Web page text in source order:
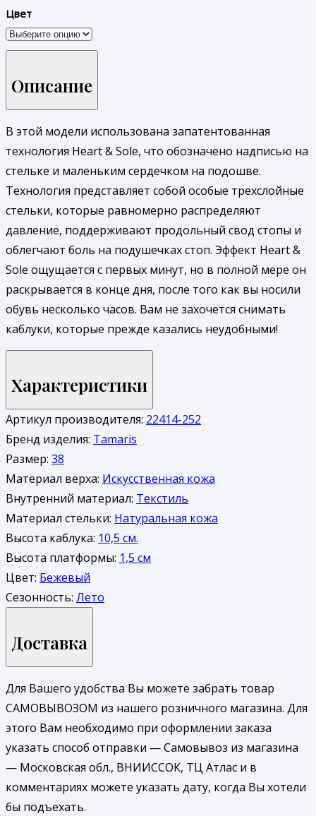
Цвет
Описание
В этой модели использована запатентованная
технология Heart & Sole, что обозначено надписью на
стельке и маленьким сердечком на подошве.
Технология представляет собой особые трехслойные
стельки, которые равномерно распределяют
давление, поддерживают продольный свод стопы и
облегчают боль на подушечках стоп. Эффект Heart &
Sole ощущается с первых минут, но в полной мере он
раскрывается в конце дня, после того как вы носили
обувь несколько часов. Вам не захочется снимать
каблуки, которые прежде казались неудобными!
Характеристики
Артикул производителя: 22414-252
Бренд изделия: Tamaris
Размер: 38
Материал верха: Искусственная кожа
Внутренний материал: Текстиль
Материал стельки: Натуральная кожа
Высота каблука: 10,5 см.
Высота платформы: 1,5 см
Цвет: Бежевый
Сезонность: Лето
Доставка
Для Вашего удобства Вы можете забрать товар
САМОВЫВОЗОМ из нашего розничного магазина. Для
этого Вам необходимо при оформлении заказа
указать способ отправки — Самовывоз из магазина
— Московская обл., ВНИИССОК, ТЦ Атлас и в
комментариях можете указать дату, когда Вы хотели
бы подъехать.